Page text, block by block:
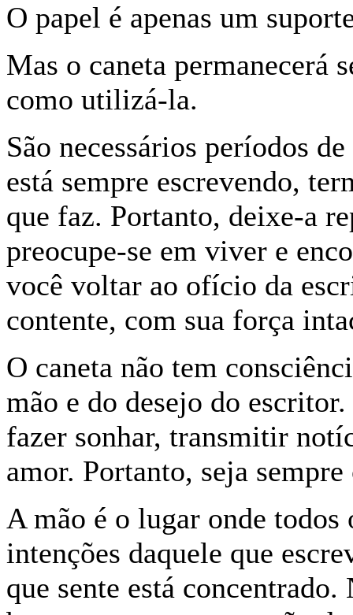
O papel é apenas um
Mas o caneta permanecerá
como utilizá-la.
São necessários períodos
está sempre escrevendo,
que faz. Portanto, deixe-a
preocupe-se em viver e
você voltar ao ofício da
contente, com sua força
O caneta não tem
mão e do desejo do
fazer sonhar, transmitir
amor. Portanto, seja
A mão é o lugar onde todos
intenções daquele que
que sente está concentrado.